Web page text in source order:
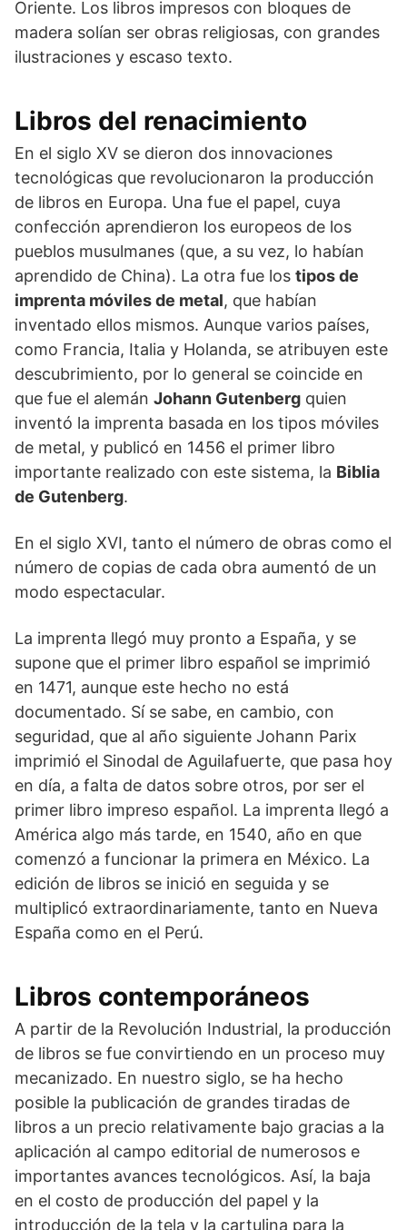
Oriente. Los libros impresos con bloques de
madera solían ser obras religiosas, con grandes
ilustraciones y escaso texto.
Libros del renacimiento
En el siglo XV se dieron dos innovaciones
tecnológicas que revolucionaron la producción
de libros en Europa. Una fue el papel, cuya
confección aprendieron los europeos de los
pueblos musulmanes (que, a su vez, lo habían
aprendido de China). La otra fue los tipos de
imprenta móviles de metal, que habían
inventado ellos mismos. Aunque varios países,
como Francia, Italia y Holanda, se atribuyen este
descubrimiento, por lo general se coincide en
que fue el alemán Johann Gutenberg quien
inventó la imprenta basada en los tipos móviles
de metal, y publicó en 1456 el primer libro
importante realizado con este sistema, la Biblia
de Gutenberg.
En el siglo XVI, tanto el número de obras como el
número de copias de cada obra aumentó de un
modo espectacular.
La imprenta llegó muy pronto a España, y se
supone que el primer libro español se imprimió
en 1471, aunque este hecho no está
documentado. Sí se sabe, en cambio, con
seguridad, que al año siguiente Johann Parix
imprimió el Sinodal de Aguilafuerte, que pasa hoy
en día, a falta de datos sobre otros, por ser el
primer libro impreso español. La imprenta llegó a
América algo más tarde, en 1540, año en que
comenzó a funcionar la primera en México. La
edición de libros se inició en seguida y se
multiplicó extraordinariamente, tanto en Nueva
España como en el Perú.
Libros contemporáneos
A partir de la Revolución Industrial, la producción
de libros se fue convirtiendo en un proceso muy
mecanizado. En nuestro siglo, se ha hecho
posible la publicación de grandes tiradas de
libros a un precio relativamente bajo gracias a la
aplicación al campo editorial de numerosos e
importantes avances tecnológicos. Así, la baja
en el costo de producción del papel y la
introducción de la tela y la cartulina para la